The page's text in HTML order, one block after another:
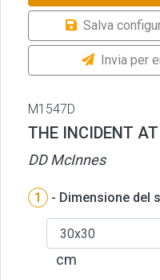
Salva
Invia per
M1547D
THE INCIDENT
DD McInnes
1 - Dimensione del
cm